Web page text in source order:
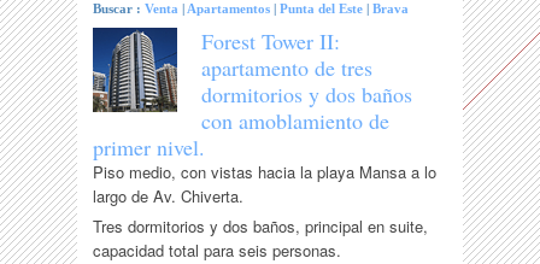
Buscar :Venta |Apartamentos |Punta del Este |Brava
Forest Tower II:
apartamento de tres
dormitorios y dos baños
con amoblamiento de
primer nivel.
Piso medio, con vistas hacia la playa Mansa a lo
largo de Av. Chiverta.
Tres dormitorios y dos baños, principal en suite,
capacidad total para seis personas.